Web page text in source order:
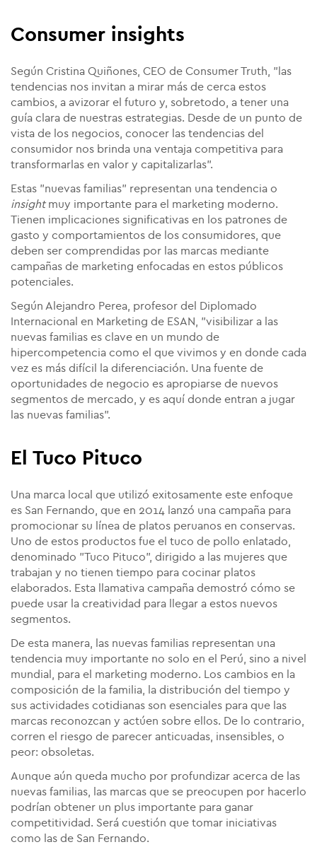
Consumer insights
Según Cristina Quiñones, CEO de Consumer Truth, "las
tendencias nos invitan a mirar más de cerca estos
cambios, a avizorar el futuro y, sobretodo, a tener una
guía clara de nuestras estrategias. Desde de un punto de
vista de los negocios, conocer las tendencias del
consumidor nos brinda una ventaja competitiva para
transformarlas en valor y capitalizarlas".
Estas "nuevas familias" representan una tendencia o
insightmuy importante para el marketing moderno.
Tienen implicaciones significativas en los patrones de
gasto y comportamientos de los consumidores, que
deben ser comprendidas por las marcas mediante
campañas de marketing enfocadas en estos públicos
potenciales.
Según Alejandro Perea, profesor del Diplomado
Internacional en Marketing de ESAN, "visibilizar a las
nuevas familias es clave en un mundo de
hipercompetencia como el que vivimos y en donde cada
vez es más difícil la diferenciación. Una fuente de
oportunidades de negocio es apropiarse de nuevos
segmentos de mercado, y es aquí donde entran a jugar
las nuevas familias".
El Tuco Pituco
Una marca local que utilizó exitosamente este enfoque
es San Fernando, que en 2014 lanzó una campaña para
promocionar su línea de platos peruanos en conservas.
Uno de estos productos fue el tuco de pollo enlatado,
denominado "Tuco Pituco", dirigido a las mujeres que
trabajan y no tienen tiempo para cocinar platos
elaborados. Esta llamativa campaña demostró cómo se
puede usar la creatividad para llegar a estos nuevos
segmentos.
De esta manera, las nuevas familias representan una
tendencia muy importante no solo en el Perú, sino a nivel
mundial, para el marketing moderno. Los cambios en la
composición de la familia, la distribución del tiempo y
sus actividades cotidianas son esenciales para que las
marcas reconozcan y actúen sobre ellos. De lo contrario,
corren el riesgo de parecer anticuadas, insensibles, o
peor: obsoletas.
Aunque aún queda mucho por profundizar acerca de las
nuevas familias, las marcas que se preocupen por hacerlo
podrían obtener un plus importante para ganar
competitividad. Será cuestión que tomar iniciativas
como las de San Fernando.